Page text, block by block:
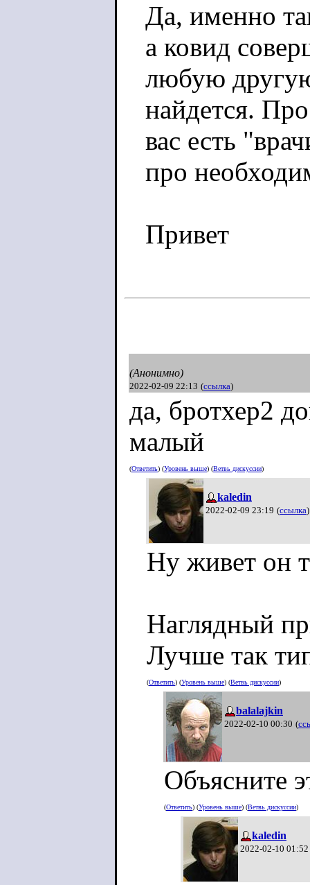
Да, именно
а ковид
любую
найдется.
вас есть
про
Привет
(Анонимно)
2022-02-09 22:13 (ссылка)
да, бротхер2
малый
(Ответить) (Уровень выше) (Ветвь дискуссии)
kaledin
2022-02-09 23:19 (ссылка)
Ну живет он
Наглядный
Лучше так
(Ответить) (Уровень выше) (Ветвь дискуссии)
balalajkin
2022-02-10 00:30 (
Объясните
(Ответить) (Уровень выше) (Ветвь дискуссии)
kaledin
2022-02-10 01:52